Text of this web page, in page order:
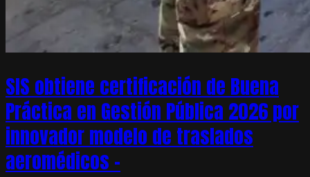
SIS obtiene certificación de Buena
Práctica en Gestión Pública 2026 por
innovador modelo de traslados
aeromédicos –